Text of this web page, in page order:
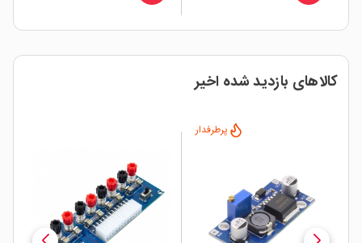
کالاهای بازدید شده اخیر
پرطرفدار